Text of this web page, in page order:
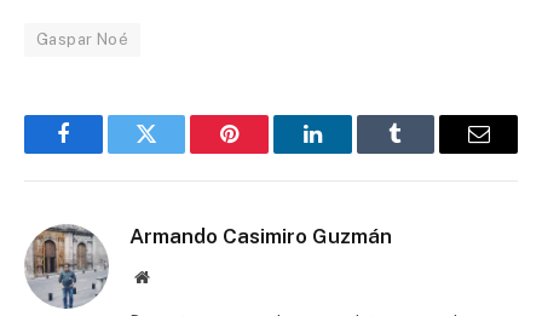
Gaspar Noé
FacebookTwitter Pinterest LinkedInTumblr Email
Armando Casimiro Guzmán
Website